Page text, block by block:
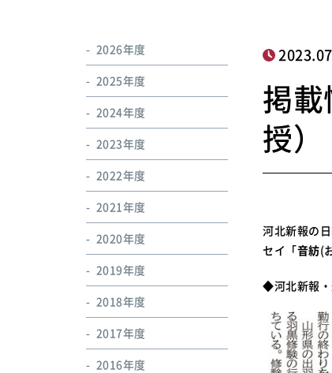
掲
授）
河北新報の
セイ「音紡(
◆河北新報
2026年度
2025年度
2024年度
2023年度
2022年度
2021年度
2020年度
2019年度
2018年度
2017年度
2016年度